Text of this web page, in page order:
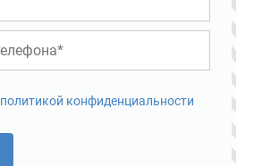
политикой конфиденциальности